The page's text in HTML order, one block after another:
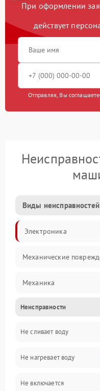
При оформлении
действует
Отправляя, Вы
Виды неисправностей
Электроника
Механические
Механика
Управление
Электропитание
Датчики
Нагрев
Неисправности
Не сливает воду
Не нагревает воду
Не включается